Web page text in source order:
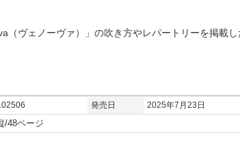
（ヴェノーヴァ）」の吹き方やレパートリーを掲載し
発売日
2025年7月23日
/48ページ